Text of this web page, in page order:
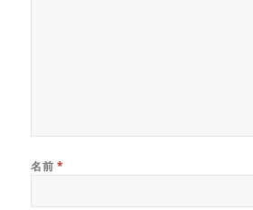
名前 *